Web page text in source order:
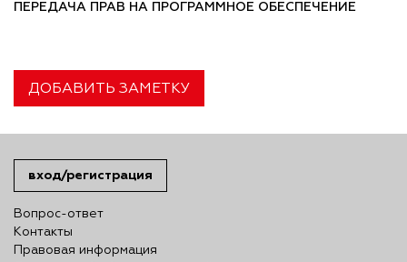
ПЕРЕДАЧА ПРАВ НА ПРОГРАММНОЕ ОБЕСПЕЧЕНИЕ
ДОБАВИТЬ ЗАМЕТКУ
вход/регистрация
Вопрос-ответ
Контакты
Правовая информация